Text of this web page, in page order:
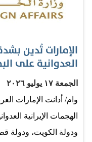
الإمارات تُدين
العدوانية على
الجمعة ١٧ يوليو ٢٠٢٦
وام/ أدانت الإمارات
الهجمات الإيرانية
ودولة الكويت، ودولة